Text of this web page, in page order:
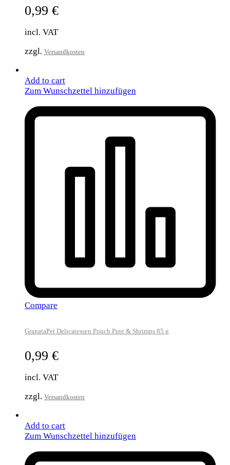
0,99 €
incl. VAT
zzgl. Versandkosten
Add to cart
Zum Wunschzettel hinzufügen
Compare
GranataPet Delicatessen Pouch Pute & Shrimps 85 g
0,99 €
incl. VAT
zzgl. Versandkosten
Add to cart
Zum Wunschzettel hinzufügen